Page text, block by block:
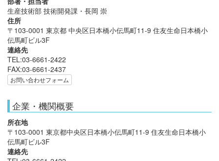
生産技術部 技術開発課・長岡 崇
住所
〒103-0001 東京都 中央区日本橋小伝馬町11-9 住友生命日本橋小
伝馬町ビル3F
連絡先
TEL:03-6661-2422
FAX:03-6661-2437
お問い合わせフォーム
企業・機関概要
所在地
〒103-0001 東京都中央区日本橋小伝馬町11-9 住友生命日本橋小
伝馬町ビル3F
連絡先